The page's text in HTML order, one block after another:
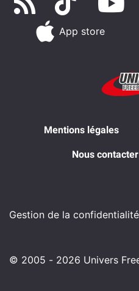
App store
Mentions légales
Nous contacter
Gestion de la confidentialité
© 2005 - 2026 Univers